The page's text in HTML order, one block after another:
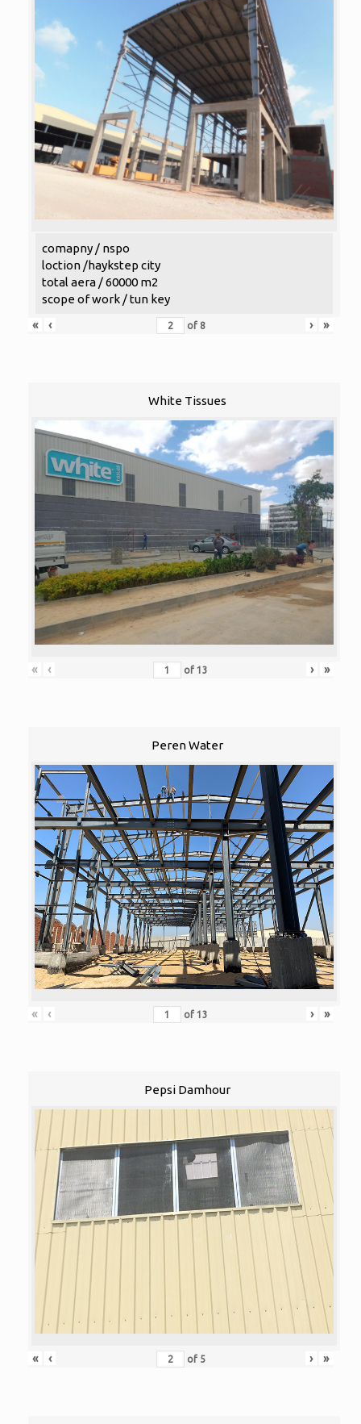
comapny / nspo
loction /haykstep city
total aera / 60000 m2
scope of work / tun key
«
‹ of 8 › »
White Tissues
« ‹ of 13 › »
Peren Water
« ‹ of 13 › »
Pepsi Damhour
« ‹ of 5 › »